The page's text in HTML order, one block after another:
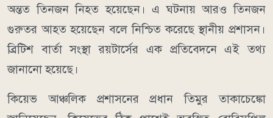
অন্তত তিনজন নিহত হয়েছেন। এ ঘটনায় আরও তিনজন
গুরুতর আহত হয়েছেন বলে নিশ্চিত করেছে স্থানীয় প্রশাসন।
ব্রিটিশ বার্তা সংস্থা রয়টার্সের এক প্রতিবেদনে এই তথ্য
জানানো হয়েছে।
কিয়েভ আঞ্চলিক প্রশাসনের প্রধান তিমুর তাকাচেঙ্কো